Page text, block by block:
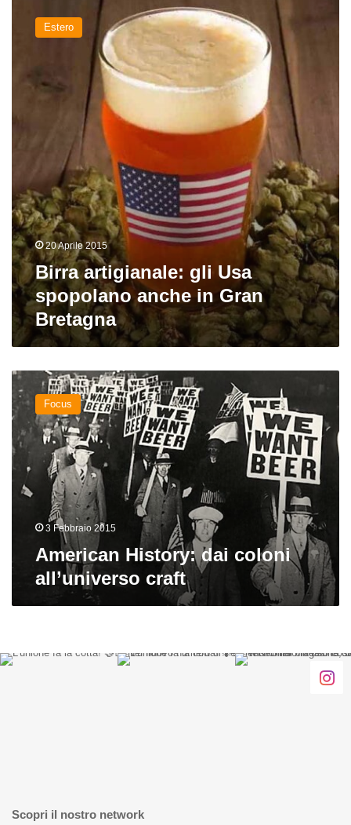
artigianale:
spopolano
Estero
20 Aprile 2015
Birra artigianale: gli Usa
spopolano anche in Gran
Bretagna
American
History:
dai
coloni
all’universo
Focus
3 Febbraio 2015
American History: dai coloni
all’universo craft
Scopri il nostro network